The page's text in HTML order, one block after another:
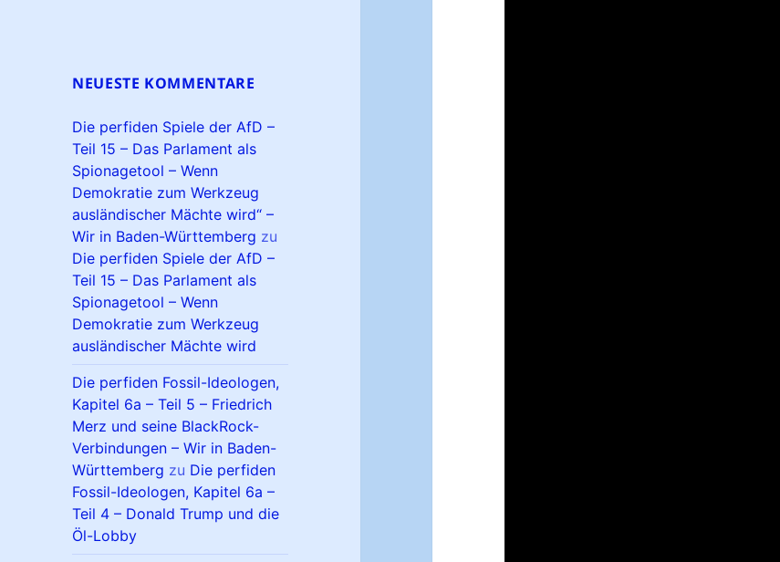
NEUESTE KOMMENTARE
Die perfiden Spiele der AfD –
Teil 15 – Das Parlament als
Spionagetool – Wenn
Demokratie zum Werkzeug
ausländischer Mächte wird“ –
Wir in Baden-Württemberg zu
Die perfiden Spiele der AfD –
Teil 15 – Das Parlament als
Spionagetool – Wenn
Demokratie zum Werkzeug
ausländischer Mächte wird
Die perfiden Fossil-Ideologen,
Kapitel 6a – Teil 5 – Friedrich
Merz und seine BlackRock-
Verbindungen – Wir in Baden-
Württemberg zu Die perfiden
Fossil-Ideologen, Kapitel 6a –
Teil 4 – Donald Trump und die
Öl-Lobby